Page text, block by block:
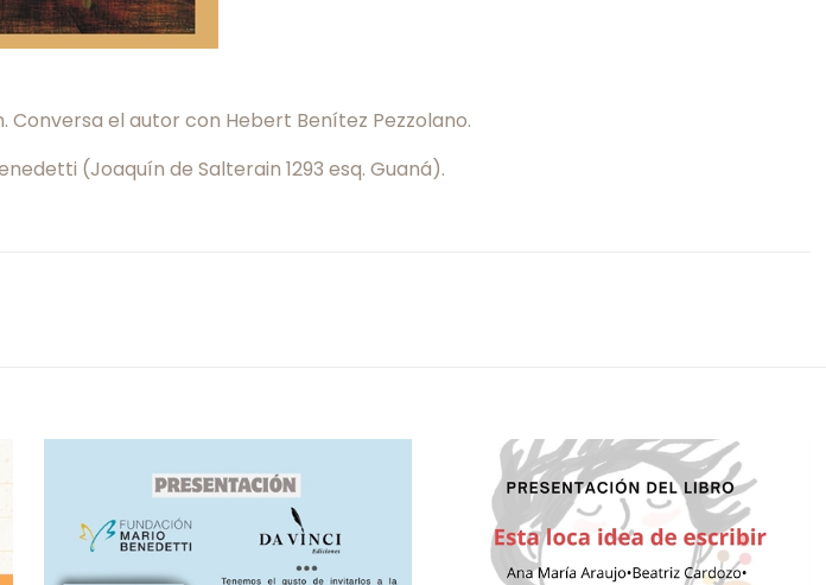
Conversa el autor con Hebert Benítez Pezzolano.
(Joaquín de Salterain 1293 esq. Guaná).